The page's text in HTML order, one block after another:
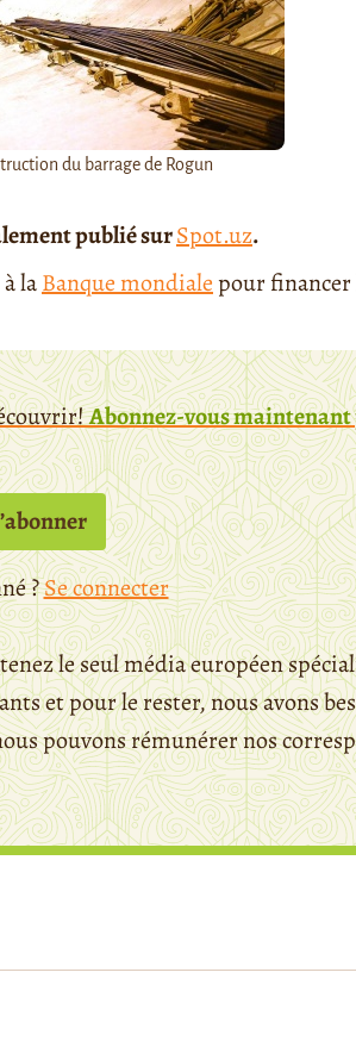
du barrage de Rogun
publié surSpot.uz.
laBanque mondialepour
Abonnez-vous
?Se connecter
le seul média européen
et pour le rester, nous avons
pouvons rémunérer nos